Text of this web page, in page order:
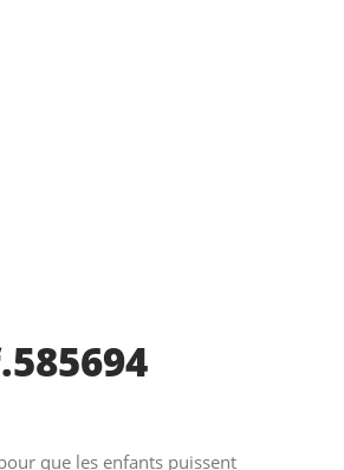
que les enfants puissent